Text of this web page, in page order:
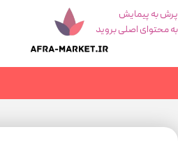
پرش به پیمایش
به محتوای اصلی بروید